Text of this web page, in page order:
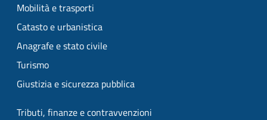
Mobilità e trasporti
Catasto e urbanistica
Anagrafe e stato civile
Turismo
Giustizia e sicurezza pubblica
Tributi, finanze e contravvenzioni